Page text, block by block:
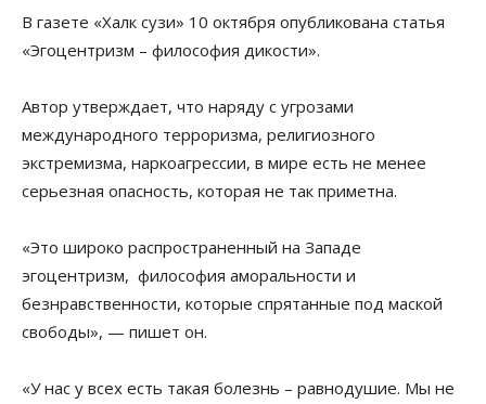
В газете «Халк сузи» 10 октября опубликована статья
«Эгоцентризм – философия дикости».
Автор утверждает, что наряду с угрозами
международного терроризма, религиозного
экстремизма, наркоагрессии, в мире есть не менее
серьезная опасность, которая не так приметна.
«Это широко распространенный на Западе
эгоцентризм, философия аморальности и
безнравственности, которые спрятанные под маской
свободы», — пишет он.
«У нас у всех есть такая болезнь – равнодушие. Мы не